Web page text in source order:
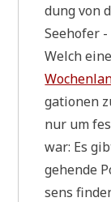
dung von
See­ho­fer
Welch
ga­tio­nen
nur um
war: Es
gehen­de
sens